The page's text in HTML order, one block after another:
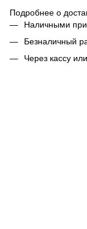
Подробнее о
Наличными при
Безналичный
Через кассу